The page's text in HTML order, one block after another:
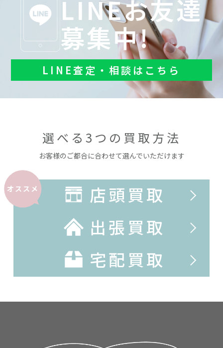
LINEお友達
募集中!
LINE査定・相談はこちら
選べる3つの買取方法
お客様のご都合に合わせて選んでいただけます
オススメ
店頭買取
出張買取
宅配買取